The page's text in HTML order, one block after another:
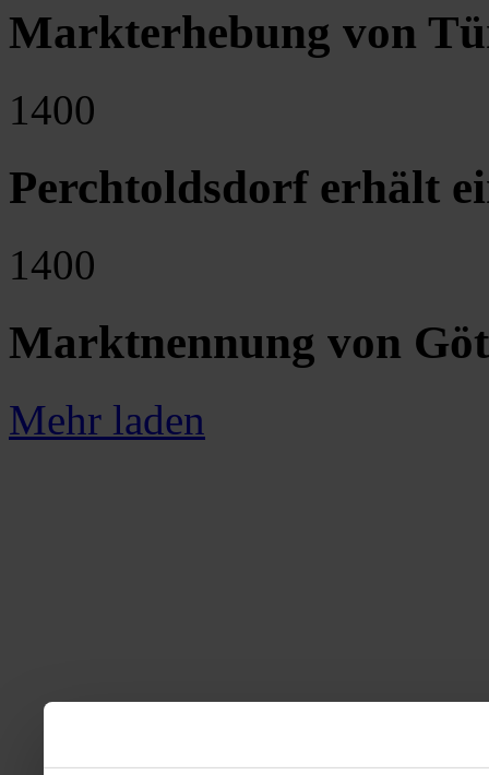
Markterhebung von
1400
Perchtoldsdorf erhält
1400
Marktnennung von
Mehr laden